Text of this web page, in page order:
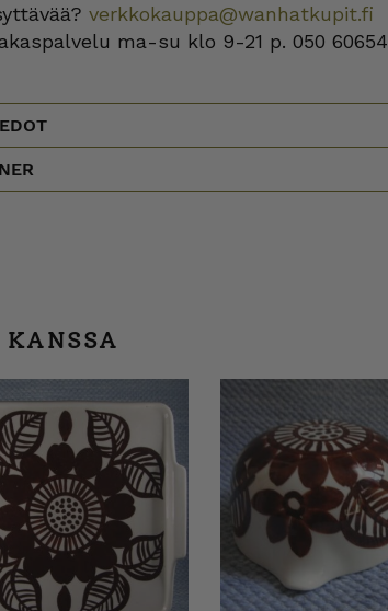
verkkokauppa@wanhatkupit.fi
ma-su klo 9-21 p. 050 60654